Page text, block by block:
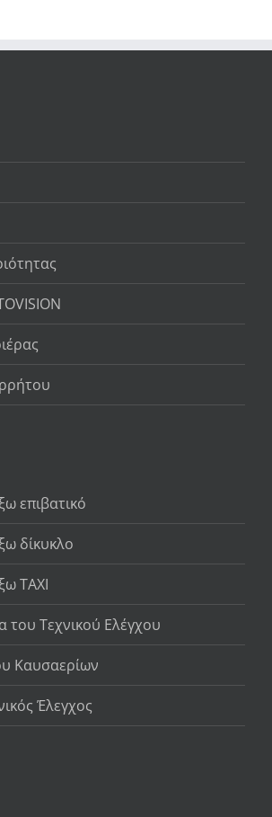
επιβατικό
δίκυκλο
TAXI
του Τεχνικού Ελέγχου
Καυσαερίων
Έλεγχος